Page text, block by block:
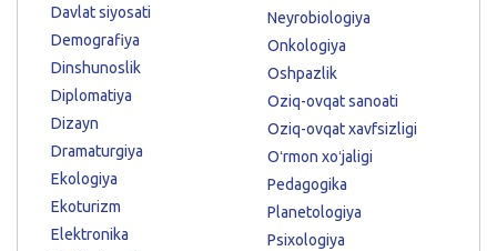
Davlat siyosati
Demografiya
Dinshunoslik
Diplomatiya
Dizayn
Dramaturgiya
Ekologiya
Ekoturizm
Elektronika
Neyrobiologiya
Onkologiya
Oshpazlik
Oziq-ovqat sanoati
Oziq-ovqat xavfsizligi
Oʻrmon xoʻjaligi
Pedagogika
Planetologiya
Psixologiya